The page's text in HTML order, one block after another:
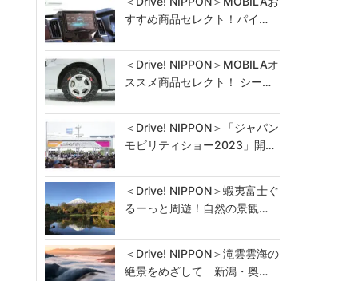
すすめ商品セレクト！パイ…
＜Drive! NIPPON＞MOBILAオ
ススメ商品セレクト！ シー…
＜Drive! NIPPON＞「ジャパン
モビリティショー2023」開…
＜Drive! NIPPON＞蝦夷富士ぐ
るーっと周遊！自然の景観…
＜Drive! NIPPON＞滝雲雲海の
絶景をめざして 新潟・奥…